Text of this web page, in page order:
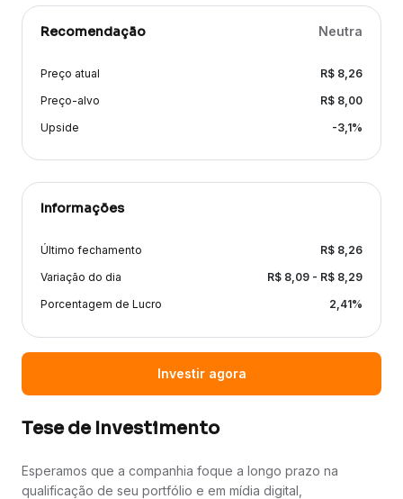
Recomendação Neutra
Preço atual R$ 8,26
Preço-alvo
R$ 8,00
Upside
-3,1%
Informações
Último fechamento R$ 8,26
Variação do dia R$ 8,09- R$ 8,29
Porcentagem de Lucro
2,41%
Investir agora
Tese de Investimento
Esperamos que a companhia foque a longo prazo na
qualificação de seu portfólio e em mídia digital,